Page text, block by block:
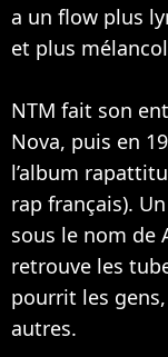
a un flow plus
et plus
NTM fait son
Nova, puis en
l’album
rap français).
sous le nom de
retrouve les
pourrit les
autres.